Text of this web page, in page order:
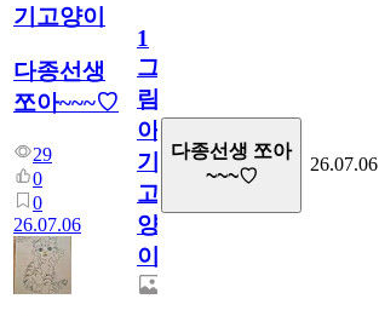
기고양이
다종선생
쪼아~~~♡
29
0
0
26.07.06
1
그
림...
아
기
고
양
이
다종선생 쪼아
~~~♡
26.07.06